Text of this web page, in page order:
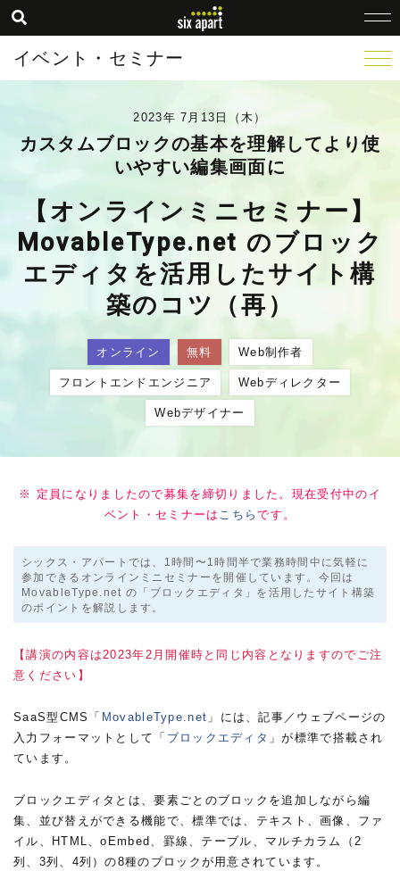
イベント・セミナー
2023年 7月13日（木）
カスタムブロックの基本を理解してより使
いやすい編集画面に
【オンラインミニセミナー】
MovableType.net のブロック
エディタを活用したサイト構
築のコツ（再）
オンライン 無料 Web制作者
フロントエンドエンジニア Webディレクター
Webデザイナー
※ 定員になりましたので募集を締切りました。現在受付中のイ
ベント・セミナーは こちらです。
シックス・アパートでは、1時間〜1時間半で業務時間中に気軽に
参加できるオンラインミニセミナーを開催しています。今回は
MovableType.net の「ブロックエディタ」を活用したサイト構築
のポイントを解説します。
【講演の内容は2023年2月開催時と同じ内容となりますのでご注
意ください】
SaaS型CMS「 MovableType.net 」には、記事／ウェブページの
入力フォーマットとして「 ブロックエディタ 」が標準で搭載され
ています。
ブロックエディタとは、要素ごとのブロックを追加しながら編
集、並び替えができる機能で、標準では、テキスト、画像、ファ
イル、HTML、oEmbed、罫線、テーブル、マルチカラム（2
列、3列、4列）の8種のブロックが用意されています。